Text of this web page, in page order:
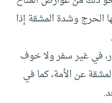
الحرج وشدة المشقة إذا
في غير سفر ولا خوف
عن الأمة، كما في